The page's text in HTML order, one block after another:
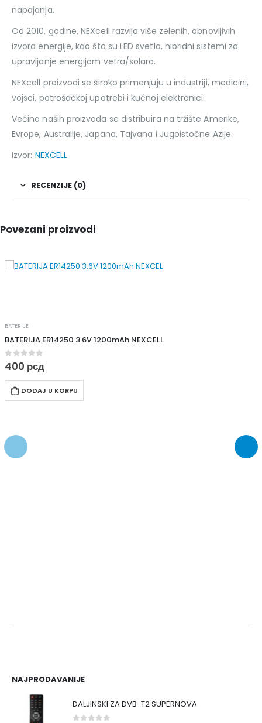
napajanja.
Od 2010. godine, NEXcell razvija više zelenih, obnovljivih
izvora energije, kao što su LED svetla, hibridni sistemi za
upravljanje energijom vetra/solara.
NEXcell proizvodi se široko primenjuju u industriji, medicini,
vojsci, potrošačkoj upotrebi i kućnoj elektronici.
Većina naših proizvoda se distribuira na tržište Amerike,
Evrope, Australije, Japana, Tajvana i Jugoistočne Azije.
Izvor: NEXCELL
RECENZIJE (0)
Povezani proizvodi
BATERIJE
BATERIJA ER14250 3.6V 1200mAh NEXCELL
0out of 5
400 рсд
DODAJ U KORPU
NAJPRODAVANIJE
DALJINSKI ZA DVB-T2 SUPERNOVA